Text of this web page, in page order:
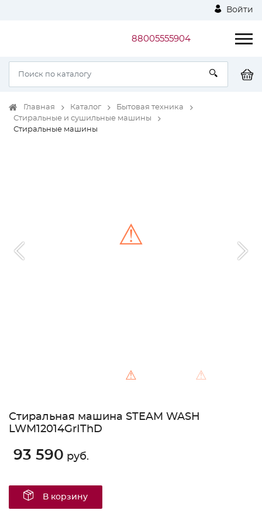
Войти
88005555904
Главная Каталог
Бытовая техника
Стиральные и сушильные машины
Стиральные машины
⚠ ⚠
⚠
Стиральная машина STEAM WASH
LWM12014GrIThD
93 590 руб.
В корзину